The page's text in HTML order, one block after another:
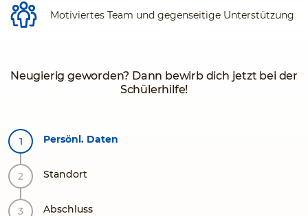
Motiviertes Team und gegenseitige Unterstützung
Neugierig geworden? Dann bewirb dich jetzt bei der
Schülerhilfe!
Persönl. Daten
Standort
Abschluss